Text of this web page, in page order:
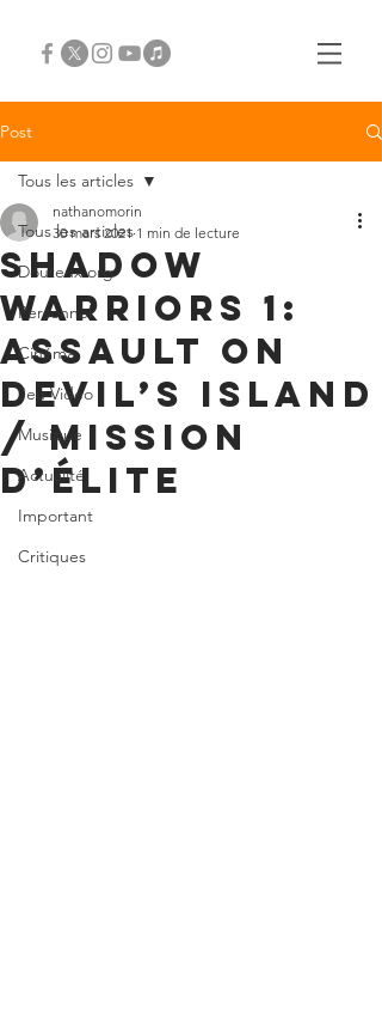
Post
Tous les articles
Douteux.org
Personnel
Cinéma
Jeu Vidéo
Musique
Actualité
Important
Critiques
Tous les articles
Shadow
Warriors 1:
Assault on
Devil’s island
/ Mission
d’Élite
nathanomorin
30 mars 2021 1 min de lecture